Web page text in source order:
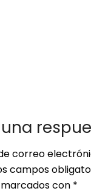
correo
campos
marcados con *